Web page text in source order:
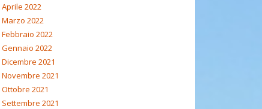
Aprile 2022
Marzo 2022
Febbraio 2022
Gennaio 2022
Dicembre 2021
Novembre 2021
Ottobre 2021
Settembre 2021